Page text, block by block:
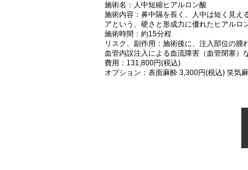
施術名：人中短縮ヒアルロン酸
施術内容：鼻中隔を長く、人中は短く見え
アという、硬さと形成力に優れたヒアルロ
施術時間：約15分程
リスク、副作用：施術後に、注入部位の腫
血管内誤注入による血流障害（血管閉塞）
費用：131,800円(税込)
オプション：表面麻酔 3,300円(税込) 笑気